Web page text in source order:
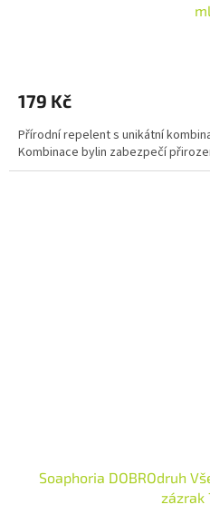
ml
je
z
5
hvězdiček.
179 Kč
Přírodní repelent s unikátní
Kombinace bylin zabezpečí
Soaphoria DOBROdruh
zázrak